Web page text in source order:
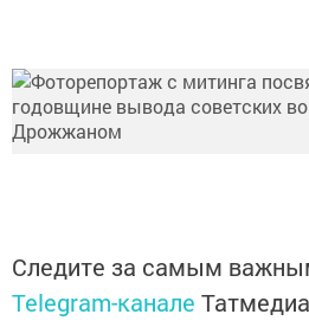
Следите за самым
Telegram-канале Татмедиа